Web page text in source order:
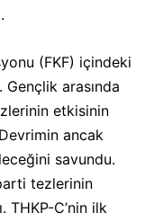
(FKF) içindeki
arasında
etkisinin
ancak
savundu.
tezlerinin
THKP-C’nin ilk